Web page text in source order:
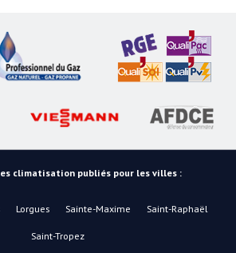
climatisation publiés pour les villes :
Lorgues Sainte-Maxime Saint-Raphaël
Saint-Tropez